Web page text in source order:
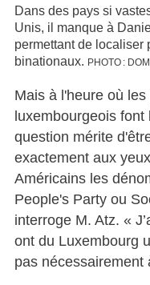
Dans des pays si
Unis, il manque à
permettant de localiser
binationaux. PHOTO :
Mais à l'heure où
luxembourgeois
question mérite
exactement aux
Américains les
People's Party ou
interroge M. Atz. «
ont du Luxembourg
pas nécessairement